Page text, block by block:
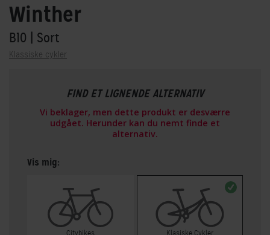
Winther
B10 | Sort
Klassiske cykler
FIND ET LIGNENDE ALTERNATIV
Vi beklager, men dette produkt er desværre
udgået. Herunder kan du nemt finde et
alternativ.
Vis mig: